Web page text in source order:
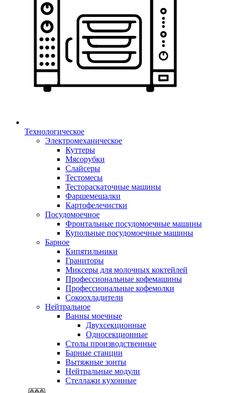
Технологическое
Электромеханическое
Куттеры
Мясорубки
Слайсеры
Тестомесы
Тестораскаточные машины
Фаршемешалки
Картофелечистки
Посудомоечное
Фронтальные посудомоечные машины
Купольные посудомоечные машины
Барное
Кипятильники
Граниторы
Миксеры для молочных коктейлей
Профессиональные кофемашины
Профессиональные кофемолки
Сокоохладители
Нейтральное
Ванны моечные
Двухсекционные
Односекционные
Столы производственные
Барные станции
Вытяжные зонты
Нейтральные модули
Стеллажи кухонные